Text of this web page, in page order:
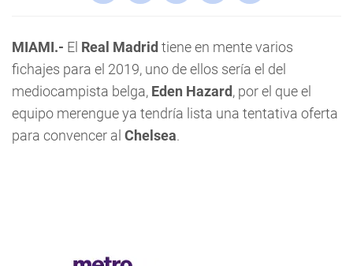
MIAMI.- El Real Madrid tiene en mente varios
fichajes para el 2019, uno de ellos sería el del
mediocampista belga, Eden Hazard, por el que el
equipo merengue ya tendría lista una tentativa oferta
para convencer al Chelsea.